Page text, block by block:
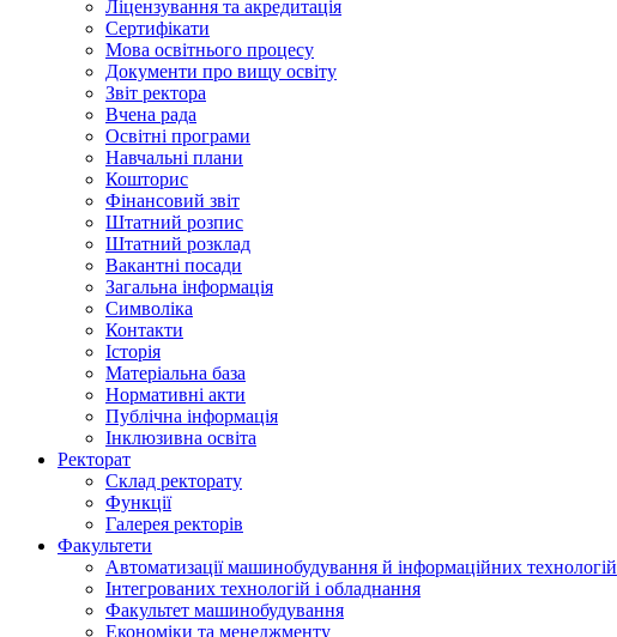
Ліцензування та акредитація
Сертифікати
Мова освітнього процесу
Документи про вищу освіту
Звіт ректора
Вчена рада
Освітні програми
Навчальні плани
Кошторис
Фінансовий звіт
Штатний розпис
Штатний розклад
Вакантні посади
Загальна інформація
Символіка
Контакти
Історія
Матеріальна база
Нормативні акти
Публічна інформація
Інклюзивна освіта
Ректорат
Склад ректорату
Функції
Галерея ректорів
Факультети
Автоматизації машинобудування й інформаційних технологій
Інтегрованих технологій і обладнання
Факультет машинобудування
Економіки та менеджменту